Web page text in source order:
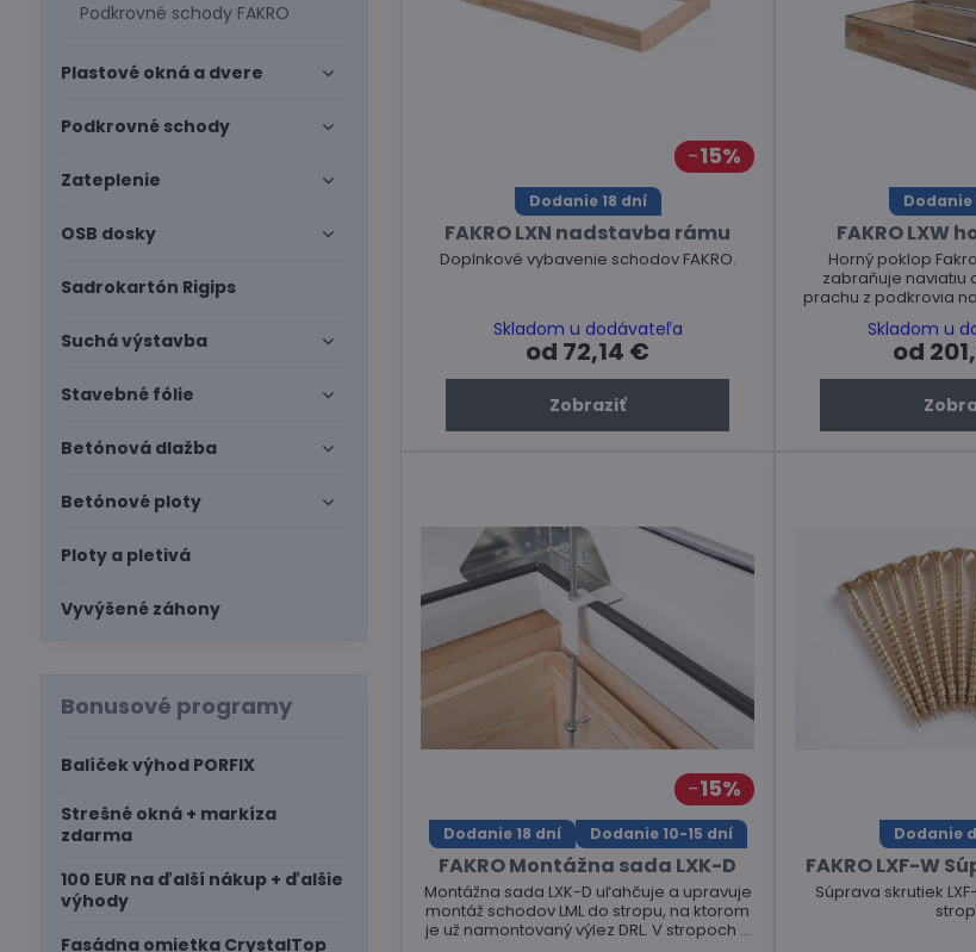
15%
Dodanie 18 dní
FAKRO LXN nadstavba rámu
Doplnkové vybavenie schodov FAKRO.
Skladom u dodávateľa
od 72,14 €
Zobraziť
Dodanie
FAKRO LXW
Horný poklop
zabraňuje naviatiu
prachu z podkrovia
Skladom u
od
15%
Dodanie 18 dní Dodanie 10-15 dní
FAKRO Montážna sada LXK-D
Montážna sada LXK-D uľahčuje a upravuje
montáž schodov LML do stropu, na ktorom
je už namontovaný výlez DRL. V stropoch o
Dodanie
FAKRO LXF-W
Súprava skrutiek
Podkrovné schody FAKRO
Plastové okná a dvere
Podkrovné schody
Zateplenie
OSB dosky
Sadrokartón Rigips
Suchá výstavba
Stavebné fólie
Betónová dlažba
Betónové ploty
Ploty a pletivá
Vyvýšené záhony
Bonusové programy
Balíček výhod PORFIX
Strešné okná + markíza
zdarma
100 EUR na ďalší nákup + ďalšie
výhody
Fasádna omietka CrystalTop